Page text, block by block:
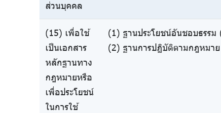
ส่วนบุคคล
(15) เพื่อใช้
เป็นเอกสาร
หลักฐานทาง
กฎหมายหรือ
เพื่อประโยชน์
ในการใช้
(1) ฐานประโยชน์อันชอบธรรม
(2) ฐานการปฏิบัติตามกฎหมา